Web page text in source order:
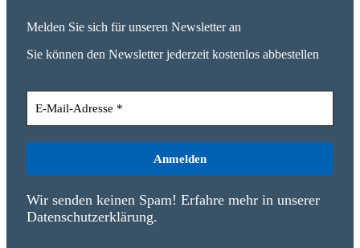
Melden Sie sich für unseren Newsletter an
Sie können den Newsletter jederzeit kostenlos abbestellen
Wir senden keinen Spam! Erfahre mehr in unserer
Datenschutzerklärung.